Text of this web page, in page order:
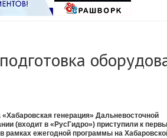
генерация» Дальневосточной
(входит в «РусГидро») приступили к
рамках ежегодной программы на